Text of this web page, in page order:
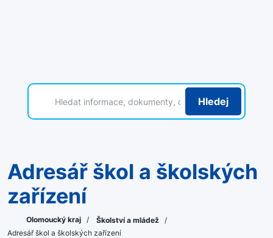
Hledej
Adresář škol a školských
zařízení
Olomoucký kraj / Školství a mládež /
Adresář škol a školských zařízení